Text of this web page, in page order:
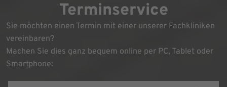
Terminservice
Sie möchten einen Termin mit einer unserer Fachkliniken
vereinbaren?
Machen Sie dies ganz bequem online per PC, Tablet oder
Smartphone: